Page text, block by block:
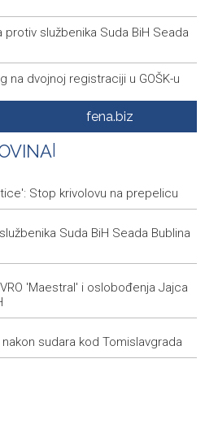
službenika Suda BiH Seada
na dvojnoj registraciji u GOŠK-u
zaštita radnika na visokim
VRO 'Maestral' i oslobođenja
BiH
nakon sudara kod
za korupciju bivšu
izdanje Mladifesta koje je
i Mađarsku na mjere
fena.biz
Stop krivolovu na prepelicu
Suda BiH Seada Bublina
'Maestral' i oslobođenja Jajca
sudara kod Tomislavgrada